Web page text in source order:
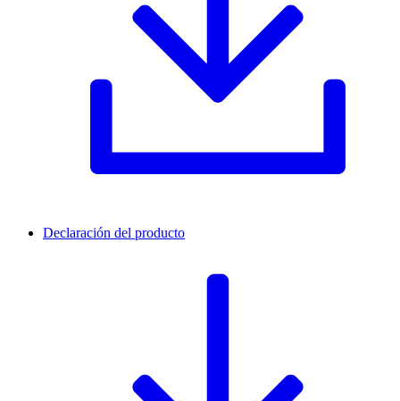
Declaración del producto